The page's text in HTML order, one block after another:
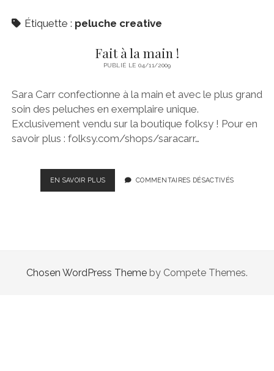
Étiquette : peluche creative
Fait à la main !
PUBLIÉ LE 04/11/2009
Sara Carr confectionne à la main et avec le plus grand
soin des peluches en exemplaire unique.
Exclusivement vendu sur la boutique folksy ! Pour en
savoir plus : folksy.com/shops/saracarr…
EN SAVOIR PLUSFAIT
À
COMMENTAIRES DÉSACTIVÉS
Chosen WordPress Theme by Compete Themes.